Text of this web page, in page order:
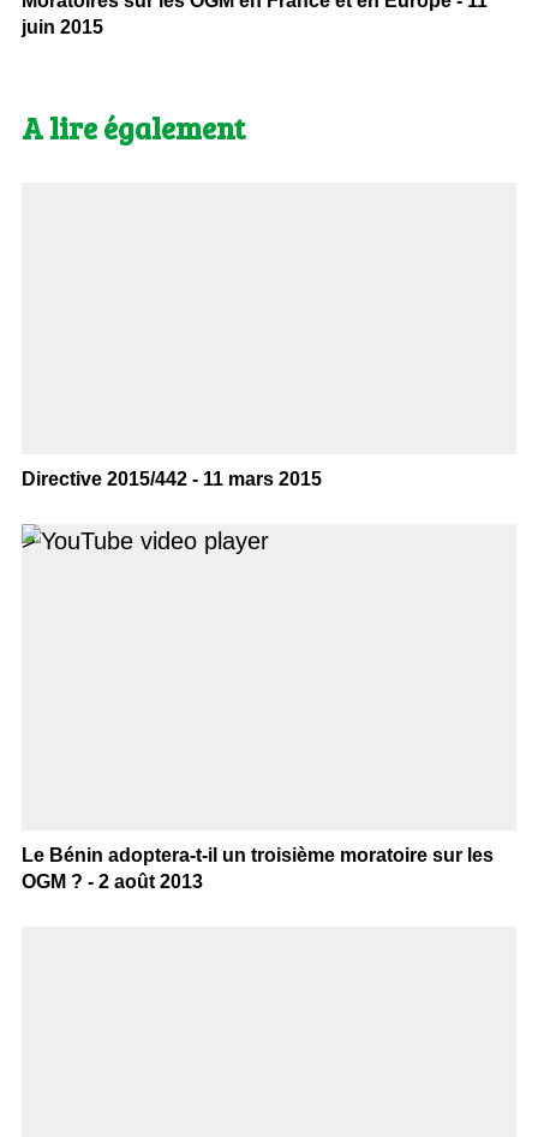
juin 2015
A lire également
Directive 2015/442 - 11 mars 2015
>
Le Bénin adoptera-t-il un troisième moratoire sur les
OGM ? - 2 août 2013